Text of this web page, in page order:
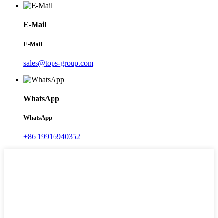
E-Mail
E-Mail
sales@tops-group.com
WhatsApp
WhatsApp
+86 19916940352